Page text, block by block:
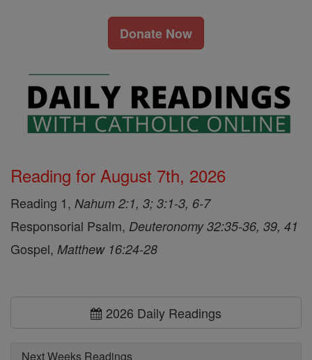
Donate Now
Reading for August 7th, 2026
Reading 1, Nahum 2:1, 3; 3:1-3, 6-7
Responsorial Psalm, Deuteronomy 32:35-36, 39, 41
Gospel, Matthew 16:24-28
2026 Daily Readings
Next Weeks Readings